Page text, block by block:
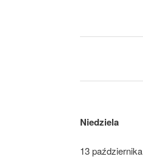
Niedziela
13 października